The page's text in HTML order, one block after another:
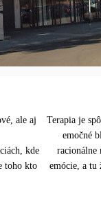
ale aj
kde
toho kto
Terapia je
emočné
racionálne
emócie, a